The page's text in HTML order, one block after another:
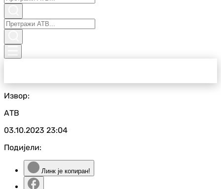
Извор:
АТВ
03.10.2023 23:04
Подијели:
Линк је копиран!